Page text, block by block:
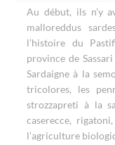
d
d
u
s
Z
a
f
Au début, ils n’y
malloreddus
l’histoire du
province de
Sardaigne à la
tricolores, les
strozzapreti à la
caserecce,
l’agriculture